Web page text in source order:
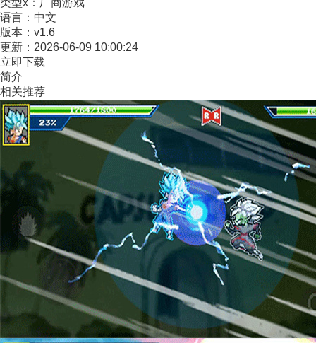
类型x： 厂商游戏
语言： 中文
版本： v1.6
更新： 2026-06-09 10:00:24
立即下载
简介
相关推荐